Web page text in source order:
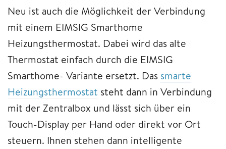
Neu ist auch die Möglichkeit der Verbindung
mit einem EIMSIG Smarthome
Heizungsthermostat. Dabei wird das alte
Thermostat einfach durch die EIMSIG
Smarthome- Variante ersetzt. Das smarte
Heizungsthermostat steht dann in Verbindung
mit der Zentralbox und lässt sich über ein
Touch-Display per Hand oder direkt vor Ort
steuern. Ihnen stehen dann intelligente